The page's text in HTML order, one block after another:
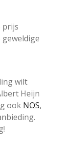
prijs
wilt
Heijn
ook NOS,